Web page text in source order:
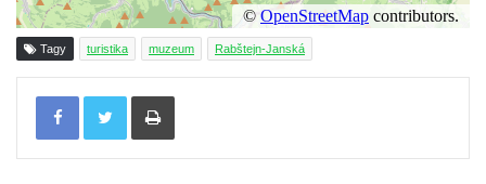
Tagy turistika muzeum Rabštejn-Janská
Tisknout